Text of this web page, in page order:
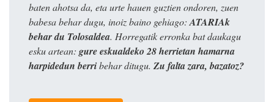
baten ahotsa da, eta urte hauen guztien ondoren, zuen
babesa behar dugu, inoiz baino gehiago:ATARIAk
behar du Tolosaldea. Horregatik erronka bat daukagu
esku artean: gure eskualdeko 28 herrietan hamarna
harpidedun berribehar ditugu. Zu falta zara, bazatoz?